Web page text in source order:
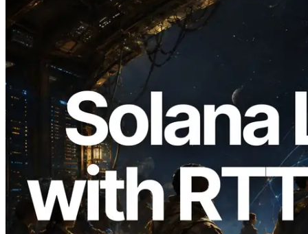
2026.08.05
ERPC erweitert Solana Leader Slot API
um Ping-Messung aus 7 globalen
Regionen — Validators Information API
ebenfalls gestartet